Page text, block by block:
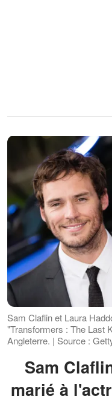
Sam Claflin et Laura
"Transformers : The Last
Angleterre. | Source :
Sam Claflin était auparavant
marié à